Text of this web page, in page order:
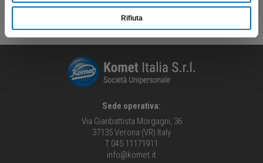
Rifiuta
Sede operativa:
Via Gianbattista Morgagni, 36
37135 Verona (VR) Italy
T 045 11171911
info@komet.it